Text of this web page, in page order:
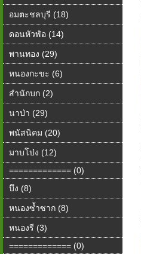
อมตะชลบุรี (18)
ดอนหัวฬ่อ (14)
พานทอง (29)
หนองกะขะ (6)
สำนักบก (2)
นาป่า (29)
พนัสนิคม (20)
มาบโป่ง (12)
============= (0)
บึง (8)
หนองซ้ำซาก (8)
หนองรี (3)
============= (0)